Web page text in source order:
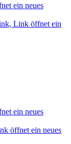
ein neues
Link öffnet ein
ein neues
öffnet ein neues